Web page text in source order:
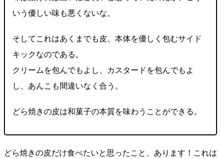
いう優しい味も悪くないな。
そしてこれはあくまでも皮、本体を優しく包むサイド
キックなのである。
クリームを包んでもよし、カスタードを包んでもよ
し、あんこも間違いなく合う。
どら焼きの皮は和菓子の本質を味わうことができる。
どら焼きの皮だけ食べたいと思ったこと、あります！これは